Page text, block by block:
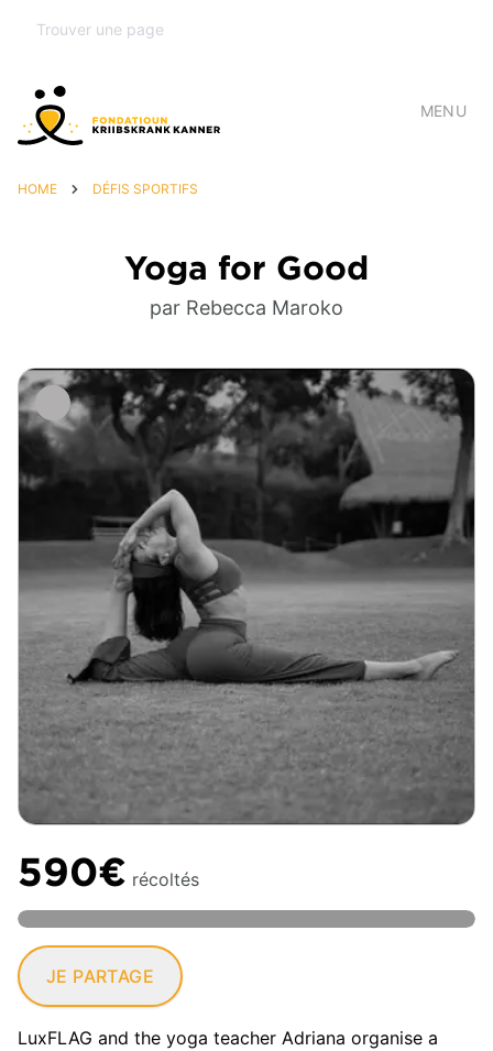
MENU
HOME DÉFIS SPORTIFS
Yoga for Good
par Rebecca Maroko
590€ récoltés
JE PARTAGE
LuxFLAG and the yoga teacher Adriana organise a